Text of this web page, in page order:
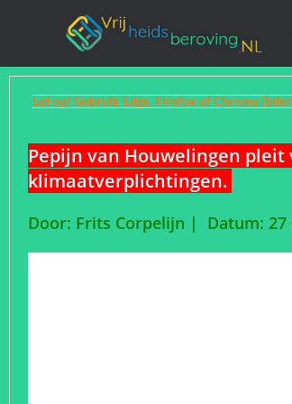
Let op! Gebruik Edge, Firefox of Chrome
Pepijn van Houwelingen
klimaatverplichtingen.
Door: Frits Corpelijn | Datum: 27